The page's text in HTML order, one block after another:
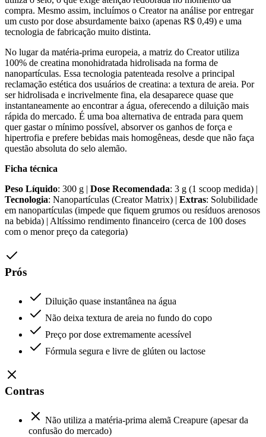
compra. Mesmo assim, incluímos o Creator na análise por entregar
um custo por dose absurdamente baixo (apenas R$ 0,49) e uma
tecnologia de fabricação muito distinta.
No lugar da matéria-prima europeia, a matriz do Creator utiliza
100% de creatina monohidratada hidrolisada na forma de
nanopartículas. Essa tecnologia patenteada resolve a principal
reclamação estética dos usuários de creatina: a textura de areia. Por
ser hidrolisada e incrivelmente fina, ela desaparece quase que
instantaneamente ao encontrar a água, oferecendo a diluição mais
rápida do mercado. É uma boa alternativa de entrada para quem
quer gastar o mínimo possível, absorver os ganhos de força e
hipertrofia e prefere bebidas mais homogêneas, desde que não faça
questão absoluta do selo alemão.
Ficha técnica
Peso Líquido: 300 g | Dose Recomendada: 3 g (1 scoop medida) |
Tecnologia: Nanopartículas (Creator Matrix) | Extras: Solubilidade
em nanopartículas (impede que fiquem grumos ou resíduos arenosos
na bebida) | Altíssimo rendimento financeiro (cerca de 100 doses
com o menor preço da categoria)
Prós
Diluição quase instantânea na água
Não deixa textura de areia no fundo do copo
Preço por dose extremamente acessível
Fórmula segura e livre de glúten ou lactose
Contras
Não utiliza a matéria-prima alemã Creapure (apesar da
confusão do mercado)